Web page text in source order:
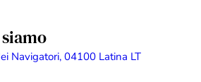
Navigatori, 04100 Latina LT